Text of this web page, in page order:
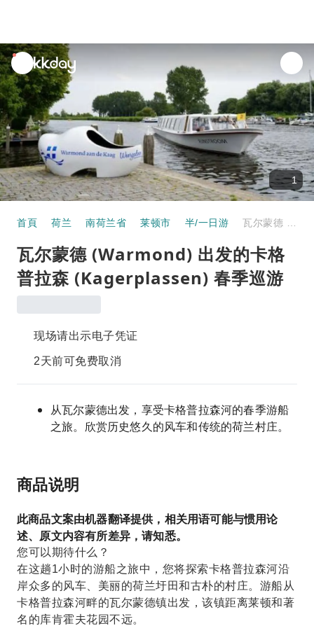
unread
notifications
1
首頁 荷兰 南荷兰省 莱顿市 半/一日游
瓦尔蒙德 (Warmond) 出发的卡格
普拉森 (Kagerplassen) 春季巡游
现场请出示电子凭证
2天前可免费取消
从瓦尔蒙德出发，享受卡格普拉森河的春季游船
之旅。欣赏历史悠久的风车和传统的荷兰村庄。
商品说明
此商品文案由机器翻译提供，相关用语可能与惯用论
述、原文内容有所差异，请知悉。
您可以期待什么？
在这趟1小时的游船之旅中，您将探索卡格普拉森河沿
岸众多的风车、美丽的荷兰圩田和古朴的村庄。游船从
卡格普拉森河畔的瓦尔蒙德镇出发，该镇距离莱顿和著
名的库肯霍夫花园不远。